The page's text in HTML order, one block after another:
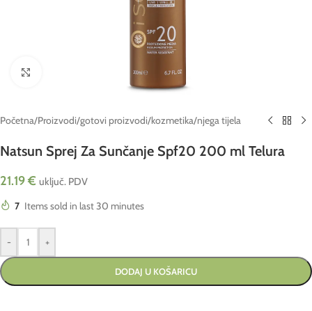
Početna/Proizvodi/gotovi proizvodi/kozmetika/njega tijela
Natsun Sprej Za Sunčanje Spf20 200 ml Telura
21.19€ uključ. PDV
7 Items sold in last 30 minutes
- +
DODAJ U KOŠARICU